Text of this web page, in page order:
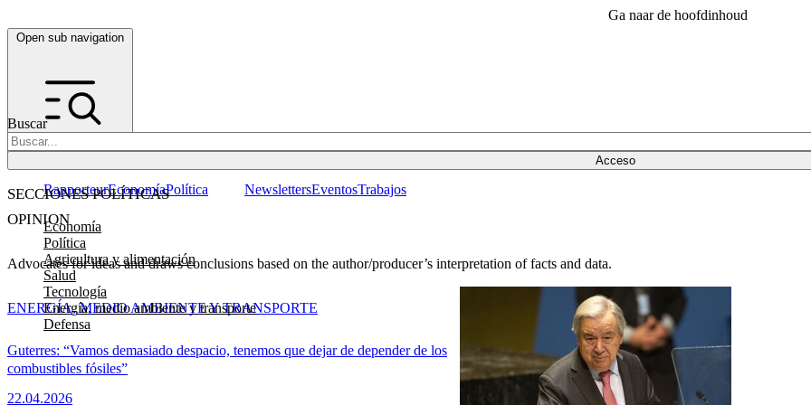
Ga naar de hoofdinhoud
Open sub navigation
Buscar
Acceso
SECCIONES POLÍTICAS
Economía
Política
Agricultura y alimentación
Salud
Tecnología
Energía, medio ambiente y transporte
Defensa
RapporteurEconomíaPolítica NewslettersEventosTrabajos
OPINION
Advocates for ideas and draws conclusions based on the author/producer’s interpretation of facts and data.
Guterres: “Vamos demasiado despacio, tenemos que dejar de depender de los
combustibles fósiles”
22.04.2026
ENERGÍA, MEDIO AMBIENTE Y TRANSPORTE